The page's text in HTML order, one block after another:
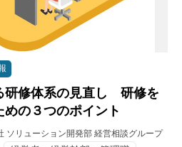
研修体系の見直し 研修を
の３つのポイント
ソリューション開発部 経営相談グループ